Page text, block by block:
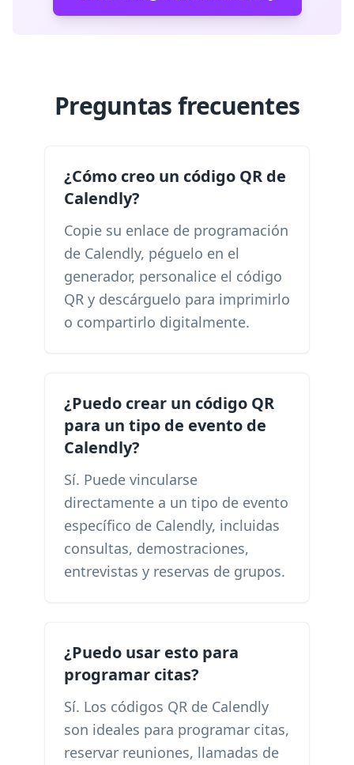
Preguntas frecuentes
¿Cómo creo un código QR de
Calendly?
Copie su enlace de programación
de Calendly, péguelo en el
generador, personalice el código
QR y descárguelo para imprimirlo
o compartirlo digitalmente.
¿Puedo crear un código QR
para un tipo de evento de
Calendly?
Sí. Puede vincularse
directamente a un tipo de evento
específico de Calendly, incluidas
consultas, demostraciones,
entrevistas y reservas de grupos.
¿Puedo usar esto para
programar citas?
Sí. Los códigos QR de Calendly
son ideales para programar citas,
reservar reuniones, llamadas de